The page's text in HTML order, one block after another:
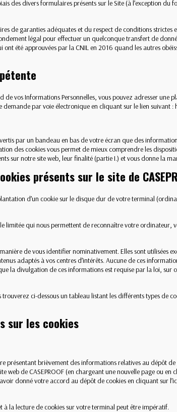
des divers formulaires présents sur le Site (à l’exception
de garanties adéquates et du respect de conditions
légal pour effectuer un quelconque transfert de
ont été approuvées par la CNIL en 2016 quand les autres
de vos Informations Personnelles, vous pouvez adresser une
demande par voie électronique en cliquant sur le lien suivant :
par un bandeau en bas de votre écran que des
des cookies vous permet de mieux comprendre les
sur notre site web, leur finalité (partie I.) et vous donne la
présents sur le site de
d’un cookie sur le disque dur de votre terminal
limitée qui nous permettent de reconnaître votre ordinateur,
de vous identifier nominativement. Elles sont utilisées
adaptés à vos centres d’intérêts. Aucune de ces
la divulgation de ces informations est requise par la loi,
ci-dessous un tableau listant les différents types de
sur les cookies
présentant brièvement des informations relatives au dépôt
web de CASEPROOF (en chargeant une nouvelle page ou
donné votre accord au dépôt de cookies en cliquant sur
à la lecture de cookies sur votre terminal peut être impératif.